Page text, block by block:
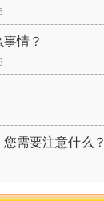
情？
需要注意什么？